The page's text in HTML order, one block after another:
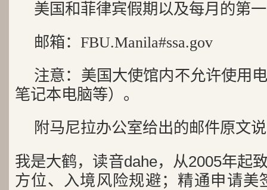
美国和菲律宾假期以及每月的第
邮箱：FBU.Manila#ssa.gov
注意：美国大使馆内不允许使用
笔记本电脑等）。
附马尼拉办公室给出的邮件原文
我是大鹤，读音dahe，从2005年起
方位、入境风险规避；精通申请美